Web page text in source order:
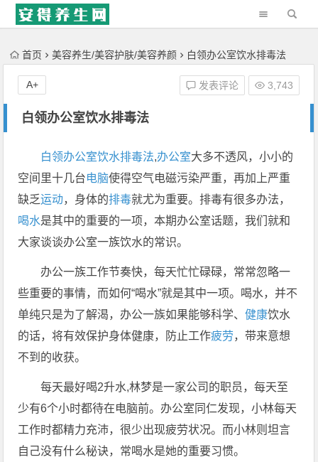
'); })();
首页 美容养生/美容护肤/美容养颜 白领办公室饮水排毒法
白领办公室饮水排毒法
发表评论 3,743
A+
白领办公室饮水排毒法,办公室大多不透风，小小的
空间里十几台电脑使得空气电磁污染严重，再加上严重
缺乏运动，身体的排毒就尤为重要。排毒有很多办法，
喝水是其中的重要的一项，本期办公室话题，我们就和
大家谈谈办公室一族饮水的常识。
办公一族工作节奏快，每天忙忙碌碌，常常忽略一
些重要的事情，而如何“喝水”就是其中一项。喝水，并不
单纯只是为了解渴，办公一族如果能够科学、健康饮水
的话，将有效保护身体健康，防止工作疲劳，带来意想
不到的收获。
每天最好喝2升水,林梦是一家公司的职员，每天至
少有6个小时都待在电脑前。办公室同仁发现，小林每天
工作时都精力充沛，很少出现疲劳状况。而小林则坦言
自己没有什么秘诀，常喝水是她的重要习惯。